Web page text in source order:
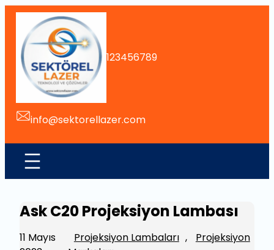
İçeriğe
123456789
info@sektorellazer.com
Ask C20 Projeksiyon Lambası
11 Mayıs
Projeksiyon Lambaları ,
Projeksiyon